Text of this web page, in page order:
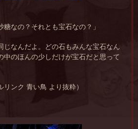
なの？それとも宝石なの？」
じなんだよ。どの石もみんな宝石なん
中のほんの少しだけが宝石だと思って
リンク 青い鳥 より抜粋）